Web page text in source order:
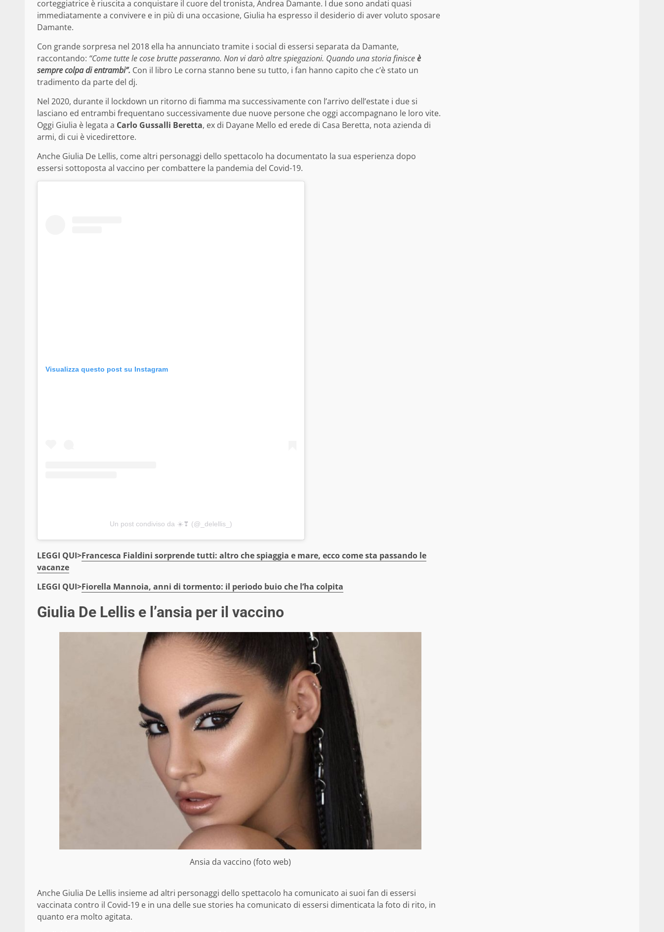
corteggiatrice è riuscita a conquistare il cuore del tronista, Andrea Damante. I due sono andati quasi
immediatamente a convivere e in più di una occasione, Giulia ha espresso il desiderio di aver voluto sposare
Damante.
Con grande sorpresa nel 2018 ella ha annunciato tramite i social di essersi separata da Damante,
raccontando: “Come tutte le cose brutte passeranno. Non vi darò altre spiegazioni. Quando una storia finisceè
sempre colpa di entrambi”. Con il libro Le corna stanno bene su tutto, i fan hanno capito che c’è stato un
tradimento da parte del dj.
Nel 2020, durante il lockdown un ritorno di fiamma ma successivamente con l’arrivo dell’estate i due si
lasciano ed entrambi frequentano successivamente due nuove persone che oggi accompagnano le loro vite.
Oggi Giulia è legata a Carlo Gussalli Beretta, ex di Dayane Mello ed erede di Casa Beretta, nota azienda di
armi, di cui è vicedirettore.
Anche Giulia De Lellis, come altri personaggi dello spettacolo ha documentato la sua esperienza dopo
essersi sottoposta al vaccino per combattere la pandemia del Covid-19.
Visualizza questo post su Instagram
Un post condiviso da ☀️❣ (@_delellis_)
LEGGI QUI>Francesca Fialdini sorprende tutti: altro che spiaggia e mare, ecco come sta passando le
vacanze
LEGGI QUI>Fiorella Mannoia, anni di tormento: il periodo buio che l’ha colpita
Giulia De Lellis e l’ansia per il vaccino
Ansia da vaccino (foto web)
Anche Giulia De Lellis insieme ad altri personaggi dello spettacolo ha comunicato ai suoi fan di essersi
vaccinata contro il Covid-19 e in una delle sue stories ha comunicato di essersi dimenticata la foto di rito, in
quanto era molto agitata.